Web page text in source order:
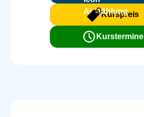
Kurspreis
Kurstermine